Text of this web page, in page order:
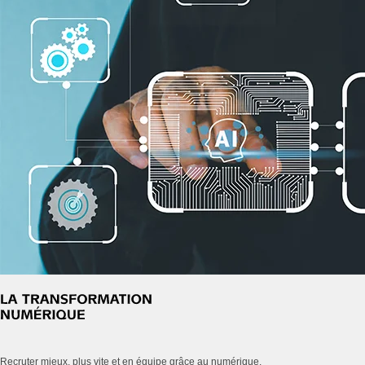
Recruter mieux, plus vite et en équipe grâce au numérique.